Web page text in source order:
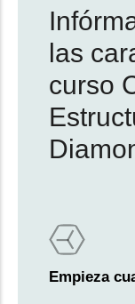
las
curso
Empieza